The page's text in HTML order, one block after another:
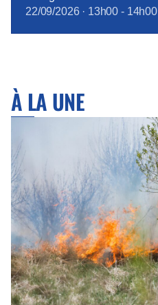
22/09/2026· 13h00 - 14h00
À LA UNE